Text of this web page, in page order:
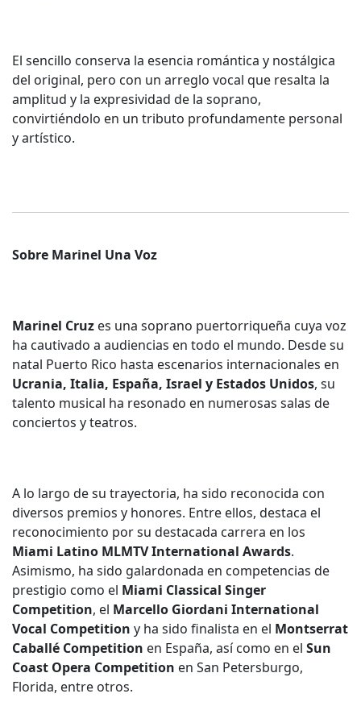
El sencillo conserva la esencia romántica y nostálgica
del original, pero con un arreglo vocal que resalta la
amplitud y la expresividad de la soprano,
convirtiéndolo en un tributo profundamente personal
y artístico.
Sobre Marinel Una Voz
Marinel Cruz es una soprano puertorriqueña cuya voz
ha cautivado a audiencias en todo el mundo. Desde su
natal Puerto Rico hasta escenarios internacionales en
Ucrania, Italia, España, Israel y Estados Unidos, su
talento musical ha resonado en numerosas salas de
conciertos y teatros.
A lo largo de su trayectoria, ha sido reconocida con
diversos premios y honores. Entre ellos, destaca el
reconocimiento por su destacada carrera en los
Miami Latino MLMTV International Awards.
Asimismo, ha sido galardonada en competencias de
prestigio como el Miami Classical Singer
Competition, el Marcello Giordani International
Vocal Competition y ha sido finalista en el Montserrat
Caballé Competition en España, así como en el Sun
Coast Opera Competition en San Petersburgo,
Florida, entre otros.